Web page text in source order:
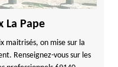
La Pape
maitrisés, on mise sur la
Renseignez-vous sur les